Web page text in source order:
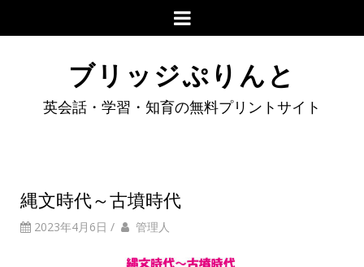
ブリッジぷりんと
英会話・学習・知育の無料プリントサイト
縄文時代～古墳時代
2023年4月6日 / 管理人